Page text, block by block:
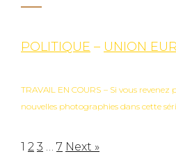
POLITIQUE – UNION
TRAVAIL EN COURS – Si vous
nouvelles photographies dans cette
1 2 3 … 7 Next »